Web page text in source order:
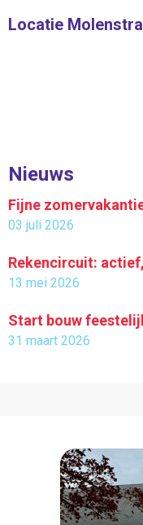
Locatie
Nieuws
Fijne
03 juli 2026
Rekencircuit:
13 mei 2026
Start bouw
31 maart 2026